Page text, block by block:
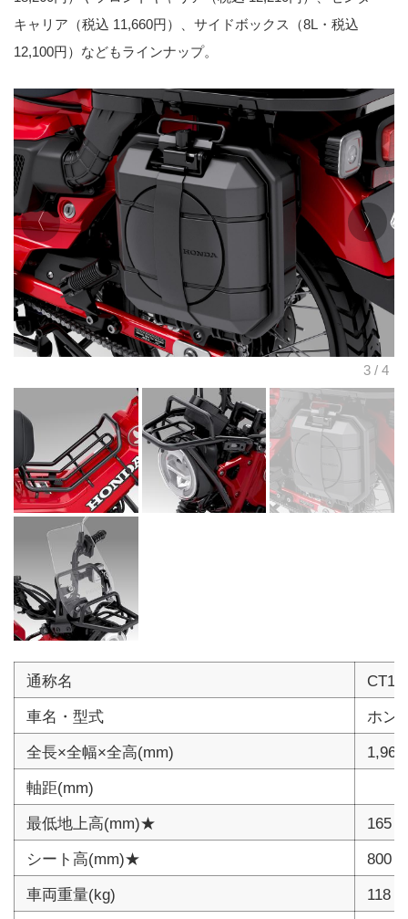
キャリア（税込 11,660円）、サイドボックス（8L・税込
12,100円）などもラインナップ。
通称名
車名・型式
ホン
全長×全幅×全高(mm)
軸距(mm)
最低地上高(mm)★
165
シート高(mm)★
800
車両重量(kg)
118